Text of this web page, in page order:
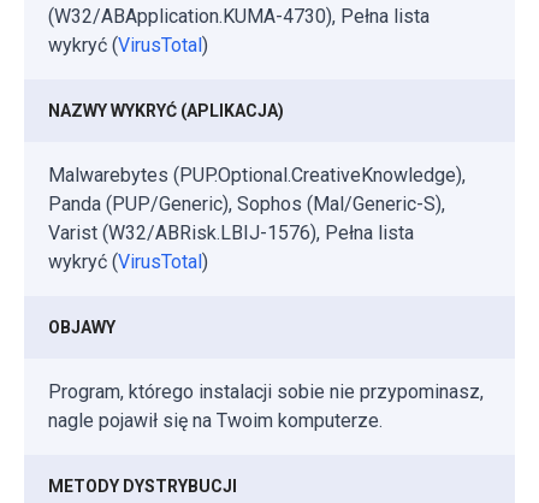
(W32/ABApplication.KUMA-4730), Pełna lista
wykryć (VirusTotal)
NAZWY WYKRYĆ (APLIKACJA)
Malwarebytes (PUP.Optional.CreativeKnowledge),
Panda (PUP/Generic), Sophos (Mal/Generic-S),
Varist (W32/ABRisk.LBIJ-1576), Pełna lista
wykryć (VirusTotal)
OBJAWY
Program, którego instalacji sobie nie przypominasz,
nagle pojawił się na Twoim komputerze.
METODY DYSTRYBUCJI